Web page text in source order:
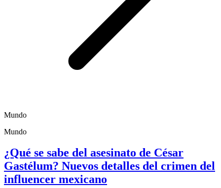
Mundo
Mundo
¿Qué se sabe del asesinato de César
Gastélum? Nuevos detalles del crimen del
influencer mexicano